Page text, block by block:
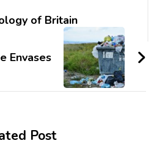
of Britain
Envases
Post